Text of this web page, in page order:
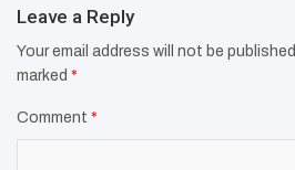
Leave a Reply
Your email address will not be published.
marked *
Comment *